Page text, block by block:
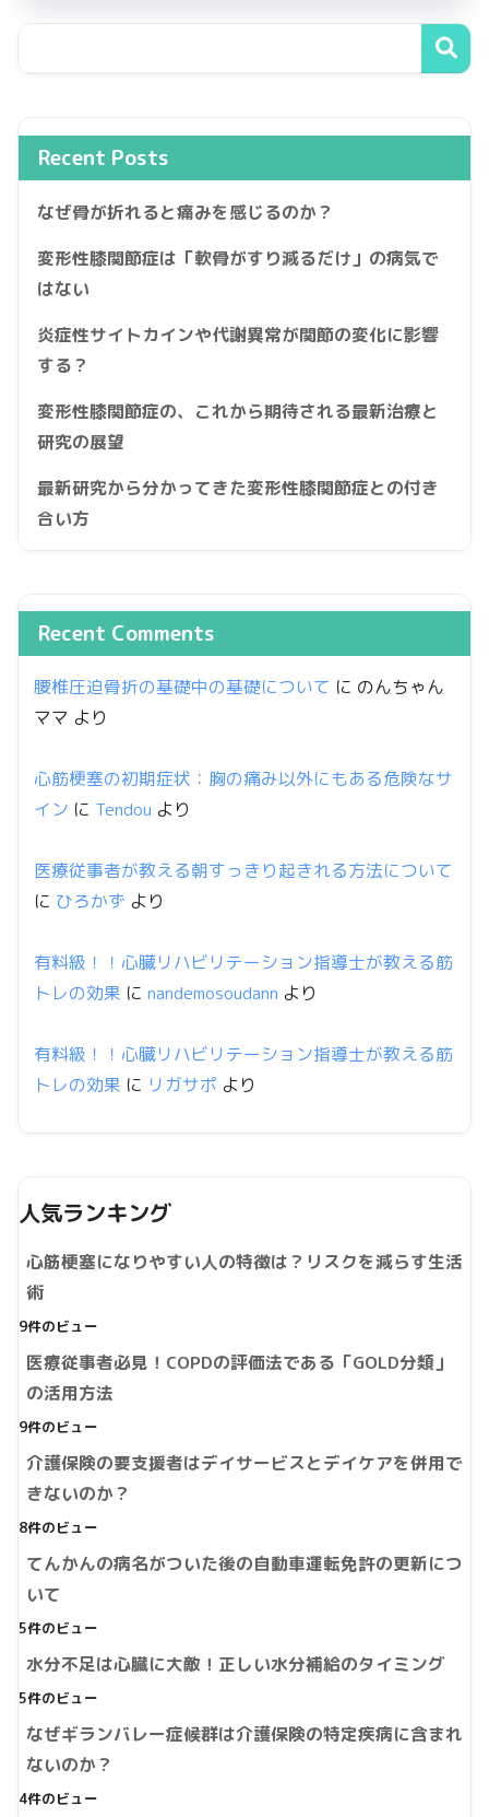
Recent Posts
なぜ骨が折れると痛みを感じるのか？
変形性膝関節症は「軟骨がすり減るだけ」の病気で
はない
炎症性サイトカインや代謝異常が関節の変化に影響
する？
変形性膝関節症の、これから期待される最新治療と
研究の展望
最新研究から分かってきた変形性膝関節症との付き
合い方
Recent Comments
腰椎圧迫骨折の基礎中の基礎について に のんちゃん
ママ より
心筋梗塞の初期症状：胸の痛み以外にもある危険なサ
イン に Tendou より
医療従事者が教える朝すっきり起きれる方法について
に ひろかず より
有料級！！心臓リハビリテーション指導士が教える筋
トレの効果 に nandemosoudann より
有料級！！心臓リハビリテーション指導士が教える筋
トレの効果 に リガサポ より
人気ランキング
心筋梗塞になりやすい人の特徴は？リスクを減らす生活
術
9件のビュー
医療従事者必見！COPDの評価法である「GOLD分類」
の活用方法
9件のビュー
介護保険の要支援者はデイサービスとデイケアを併用で
きないのか？
8件のビュー
てんかんの病名がついた後の自動車運転免許の更新につ
いて
5件のビュー
水分不足は心臓に大敵！正しい水分補給のタイミング
5件のビュー
なぜギランバレー症候群は介護保険の特定疾病に含まれ
ないのか？
4件のビュー